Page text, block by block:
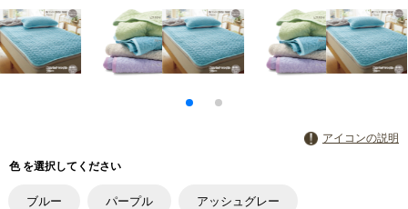
アイコンの説明
色 を選択してください
ブルー パープル アッシュグレー